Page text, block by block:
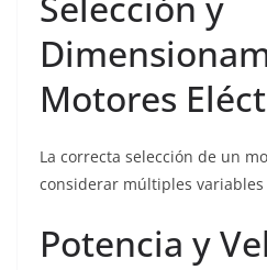
Motores
La correcta selección de un
considerar múltiples
Potencia y